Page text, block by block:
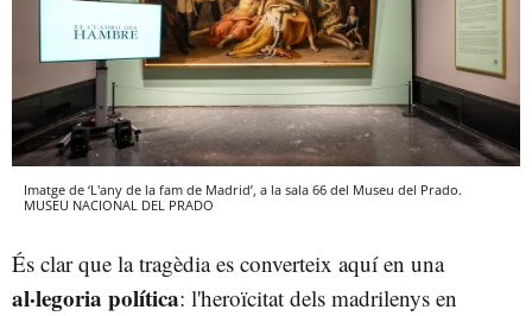
Imatge de ‘L'any de la fam de Madrid’, a la sala 66 del Museu del Prado.
MUSEU NACIONAL DEL PRADO
És clar que la tragèdia es converteix aquí en una
al·legoria política: l'heroïcitat dels madrilenys en